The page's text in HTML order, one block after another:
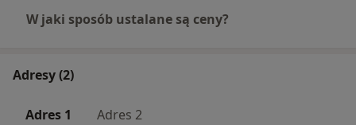
W jaki sposób ustalane są ceny?
Adresy (2)
Adres 1 Adres 2